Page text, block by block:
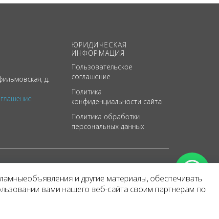
д.
ЮРИДИЧЕСКАЯ
ИНФОРМАЦИЯ
Пользовательское
соглашение
Политика
конфиденциальности сайта
Политика обработки
персональных данных
и другие материалы, обеспечивать
вами нашего веб-сайта своим партнерам по